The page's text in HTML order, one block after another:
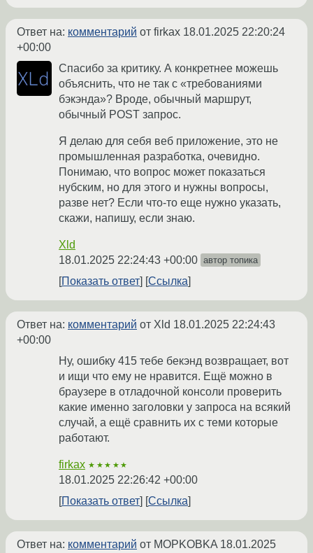
Ответ на: комментарий от firkax 18.01.2025 22:20:24
+00:00
Спасибо за критику. А конкретнее можешь
объяснить, что не так с «требованиями
бэкэнда»? Вроде, обычный маршрут,
обычный POST запрос.
Я делаю для себя веб приложение, это не
промышленная разработка, очевидно.
Понимаю, что вопрос может показаться
нубским, но для этого и нужны вопросы,
разве нет? Если что-то еще нужно указать,
скажи, напишу, если знаю.
Xld
18.01.2025 22:24:43 +00:00 автор топика
Показать ответ Ссылка
Ответ на: комментарий от Xld 18.01.2025 22:24:43
+00:00
Ну, ошибку 415 тебе бекэнд возвращает, вот
и ищи что ему не нравится. Ещё можно в
браузере в отладочной консоли проверить
какие именно заголовки у запроса на всякий
случай, а ещё сравнить их с теми которые
работают.
firkax ★★★★★
18.01.2025 22:26:42 +00:00
Показать ответ
Ссылка
Ответ на: комментарий от MOPKOBKA 18.01.2025